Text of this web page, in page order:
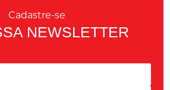
Cadastre-se
NEWSLETTER